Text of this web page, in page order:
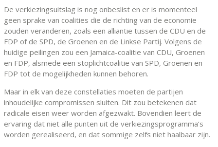
De verkiezingsuitslag is nog onbeslist en er is momenteel
geen sprake van coalities die de richting van de economie
zouden veranderen, zoals een alliantie tussen de CDU en de
FDP of de SPD, de Groenen en de Linkse Partij. Volgens de
huidige peilingen zou een Jamaica-coalitie van CDU, Groenen
en FDP, alsmede een stoplichtcoalitie van SPD, Groenen en
FDP tot de mogelijkheden kunnen behoren.
Maar in elk van deze constellaties moeten de partijen
inhoudelijke compromissen sluiten. Dit zou betekenen dat
radicale eisen weer worden afgezwakt. Bovendien leert de
ervaring dat niet alle punten uit de verkiezingsprogramma’s
worden gerealiseerd, en dat sommige zelfs niet haalbaar zijn.